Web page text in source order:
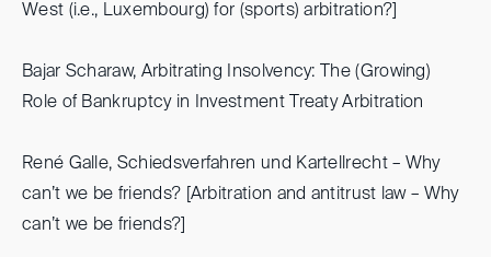
West (i.e., Luxembourg) for (sports) arbitration?]
Bajar Scharaw, Arbitrating Insolvency: The (Growing)
Role of Bankruptcy in Investment Treaty Arbitration
René Galle, Schiedsverfahren und Kartellrecht – Why
can’t we be friends? [Arbitration and antitrust law – Why
can’t we be friends?]